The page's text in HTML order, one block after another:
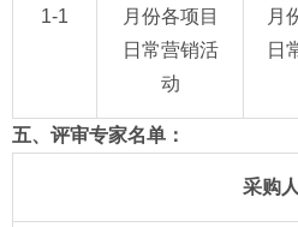
1-1
月份各项目
日常营销活
动
月
日
五、评审专家名单：
采购